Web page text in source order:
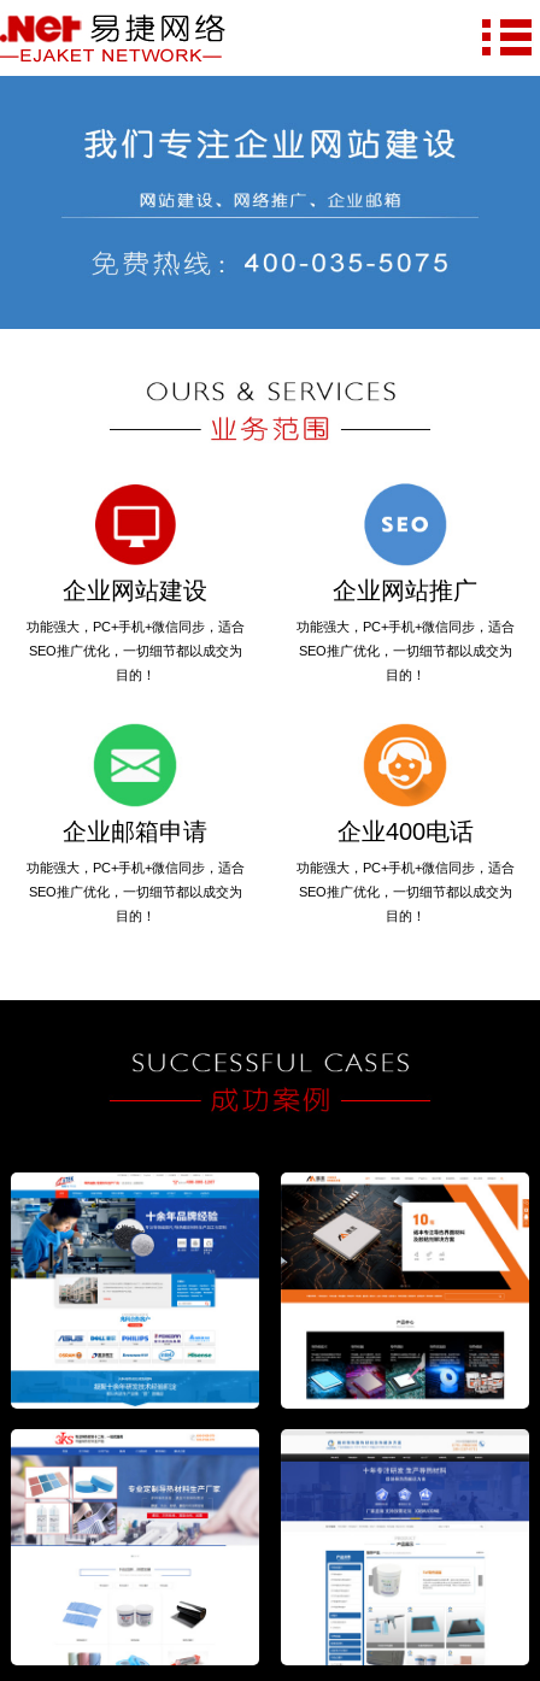
企业网站建设
功能强大，PC+手机+微信同步，适合
SEO推广优化，一切细节都以成交为
目的！
企业网站推广
功能强大，PC+手机+微信同步，适合
SEO推广优化，一切细节都以成交为
目的！
企业邮箱申请
功能强大，PC+手机+微信同步，适合
SEO推广优化，一切细节都以成交为
目的！
企业400电话
功能强大，PC+手机+微信同步，适合
SEO推广优化，一切细节都以成交为
目的！